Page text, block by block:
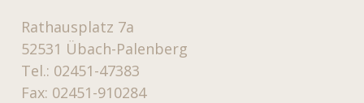
Rathausplatz 7a
52531 Übach-Palenberg
Tel.: 02451-47383
Fax: 02451-910284